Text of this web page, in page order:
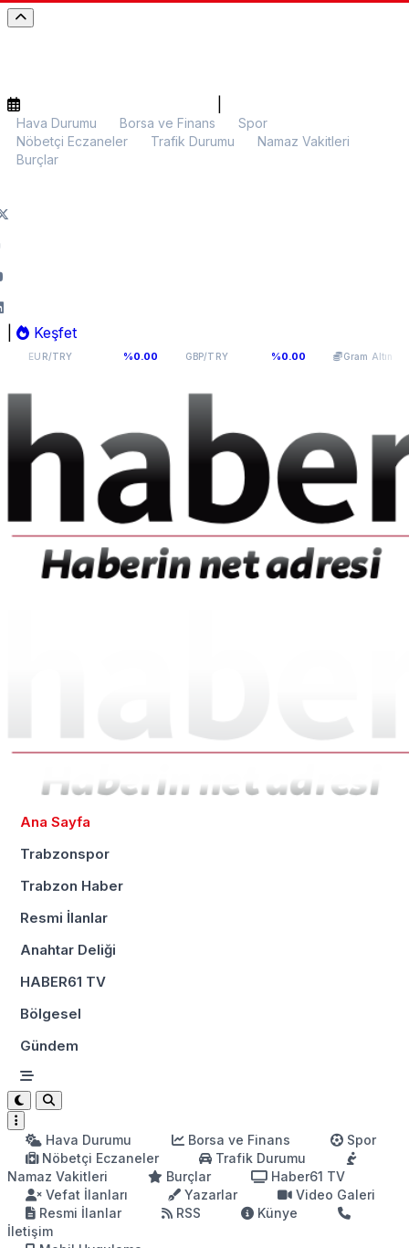
Hava Durumu Borsa ve Finans
Spor
Nöbetçi Eczaneler
Trafik Durumu
Namaz Vakitleri
Burçlar
Keşfet
%0.00 GBP/TRY64,131 %0.00 Gram Altın 6.099,28 %0.00
Ana Sayfa
Trabzonspor
Trabzon Haber
Resmi İlanlar
Anahtar Deliği
HABER61 TV
Bölgesel
Gündem
Hava Durumu Borsa ve Finans
Spor
Nöbetçi Eczaneler
Trafik Durumu
Namaz Vakitleri
Burçlar
Haber61 TV
Vefat İlanları
Yazarlar
Video Galeri
Resmi İlanlar
RSS
Künye
İletişim